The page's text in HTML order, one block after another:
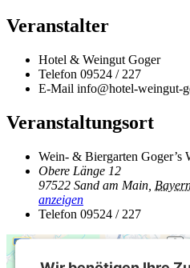
Veranstalter
Hotel & Weingut Goger
Telefon 09524 / 227
E-Mail info@hotel-weingut-
Veranstaltungsort
Wein- & Biergarten Goger’s
Obere Länge 12
97522 Sand am Main
anzeigen
Telefon 09524 / 227